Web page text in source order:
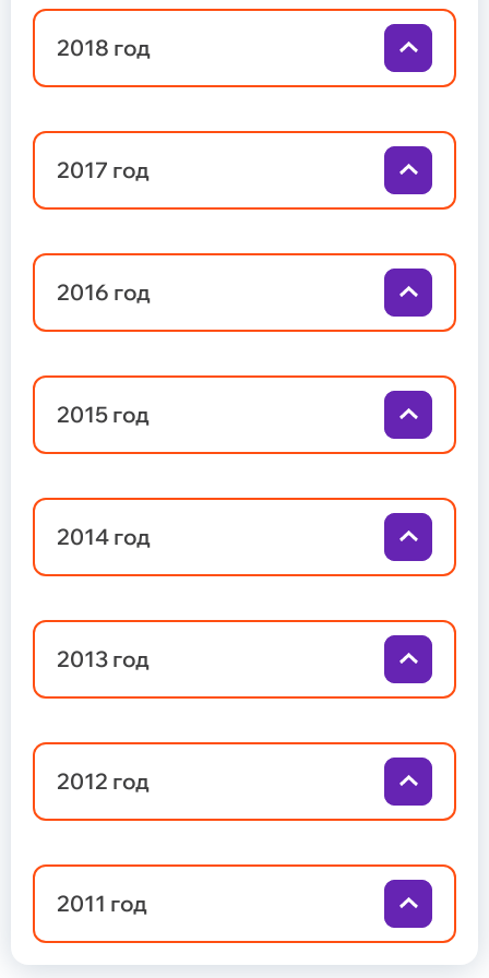
2018 год
2017 год
2016 год
2015 год
2014 год
2013 год
2012 год
2011 год